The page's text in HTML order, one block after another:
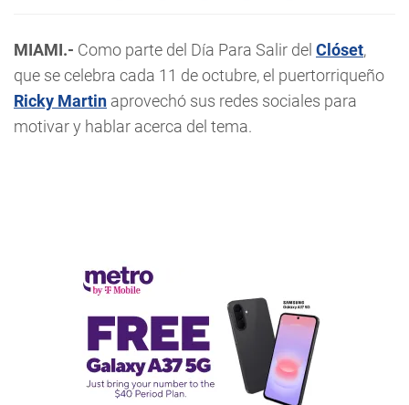
MIAMI.- Como parte del Día Para Salir del Clóset,
que se celebra cada 11 de octubre, el puertorriqueño
Ricky Martin aprovechó sus redes sociales para
motivar y hablar acerca del tema.